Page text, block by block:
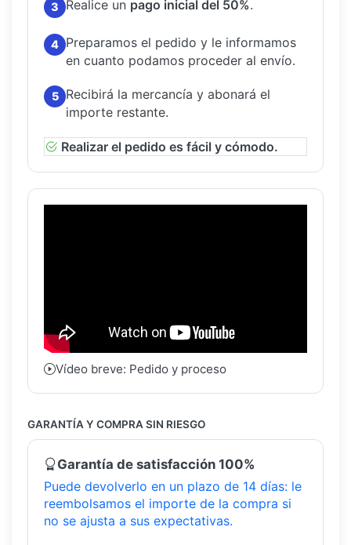
3 Realice un pago inicial del 50%.
4 Preparamos el pedido y le informamos
en cuanto podamos proceder al envío.
5
Recibirá la mercancía y abonará el
importe restante.
Realizar el pedido es fácil y cómodo.
Vídeo breve: Pedido y proceso
GARANTÍA Y COMPRA SIN RIESGO
Garantía de satisfacción 100%
Puede devolverlo en un plazo de 14 días: le
reembolsamos el importe de la compra si
no se ajusta a sus expectativas.